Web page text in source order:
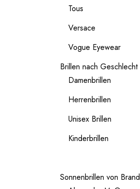
Tous
Versace
Vogue Eyewear
Brillen nach Geschlecht
Damenbrillen
Herrenbrillen
Unisex Brillen
Kinderbrillen
Sonnenbrillen von Brand